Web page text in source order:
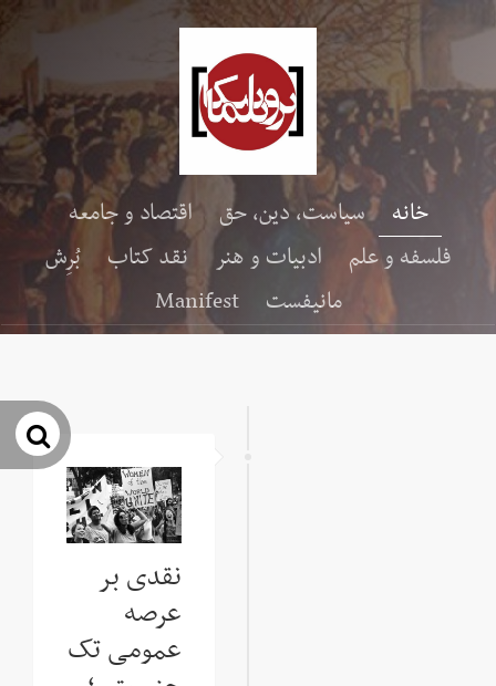
خانه سیاست، دین، حق
اقتصاد و جامعه
فلسفه و علم
ادبیات و هنر نقد کتاب
بُرِش
مانیفست
Manifest
نقدی بر
عرصه
عمومی تک